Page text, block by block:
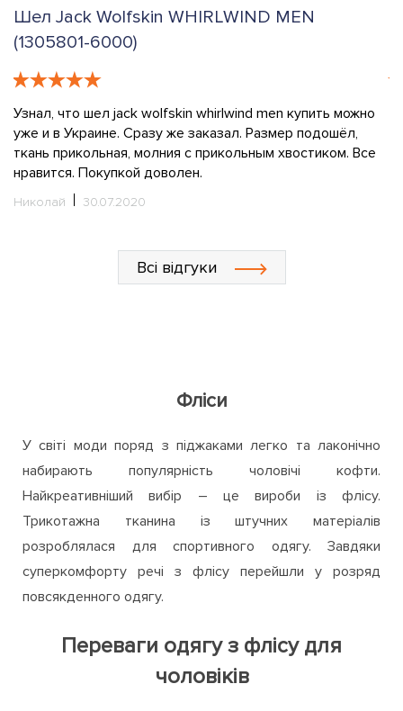
Шел Jack Wolfskin WHIRLWIND MEN
(1305801-6000)
Узнал, что шел jack wolfskin whirlwind men купить можно
уже и в Украине. Сразу же заказал. Размер подошёл,
ткань прикольная, молния с прикольным хвостиком. Все
нравится. Покупкой доволен.
Николай 30.07.2020
Всі відгуки
Фліси
У світі моди поряд з піджаками легко та лаконічно
набирають популярність чоловічі кофти.
Найкреативніший вибір – це вироби із флісу.
Трикотажна тканина із штучних матеріалів
розроблялася для спортивного одягу. Завдяки
суперкомфорту речі з флісу перейшли у розряд
повсякденного одягу.
Переваги одягу з флісу для
чоловіків